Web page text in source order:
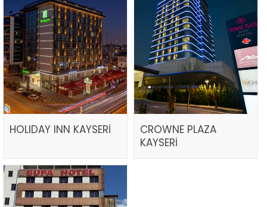
HOLIDAY INN KAYSERİ
CROWNE PLAZA
KAYSERİ